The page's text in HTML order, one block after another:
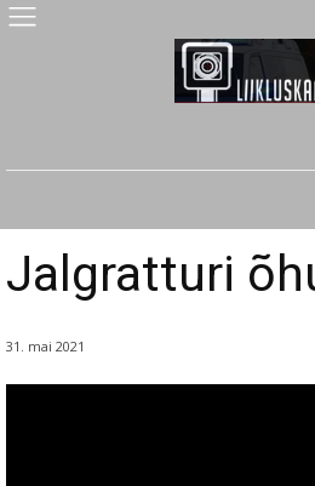
Jalgratturi
31. mai 2021